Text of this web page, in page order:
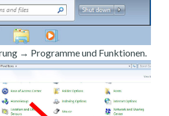
→ Programme und Funktionen.